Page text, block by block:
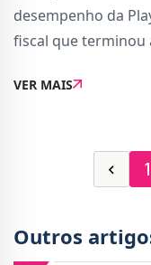
desempenho da
fiscal que terminou
unidades enviadas
VER MAIS
‹ 1
Outros